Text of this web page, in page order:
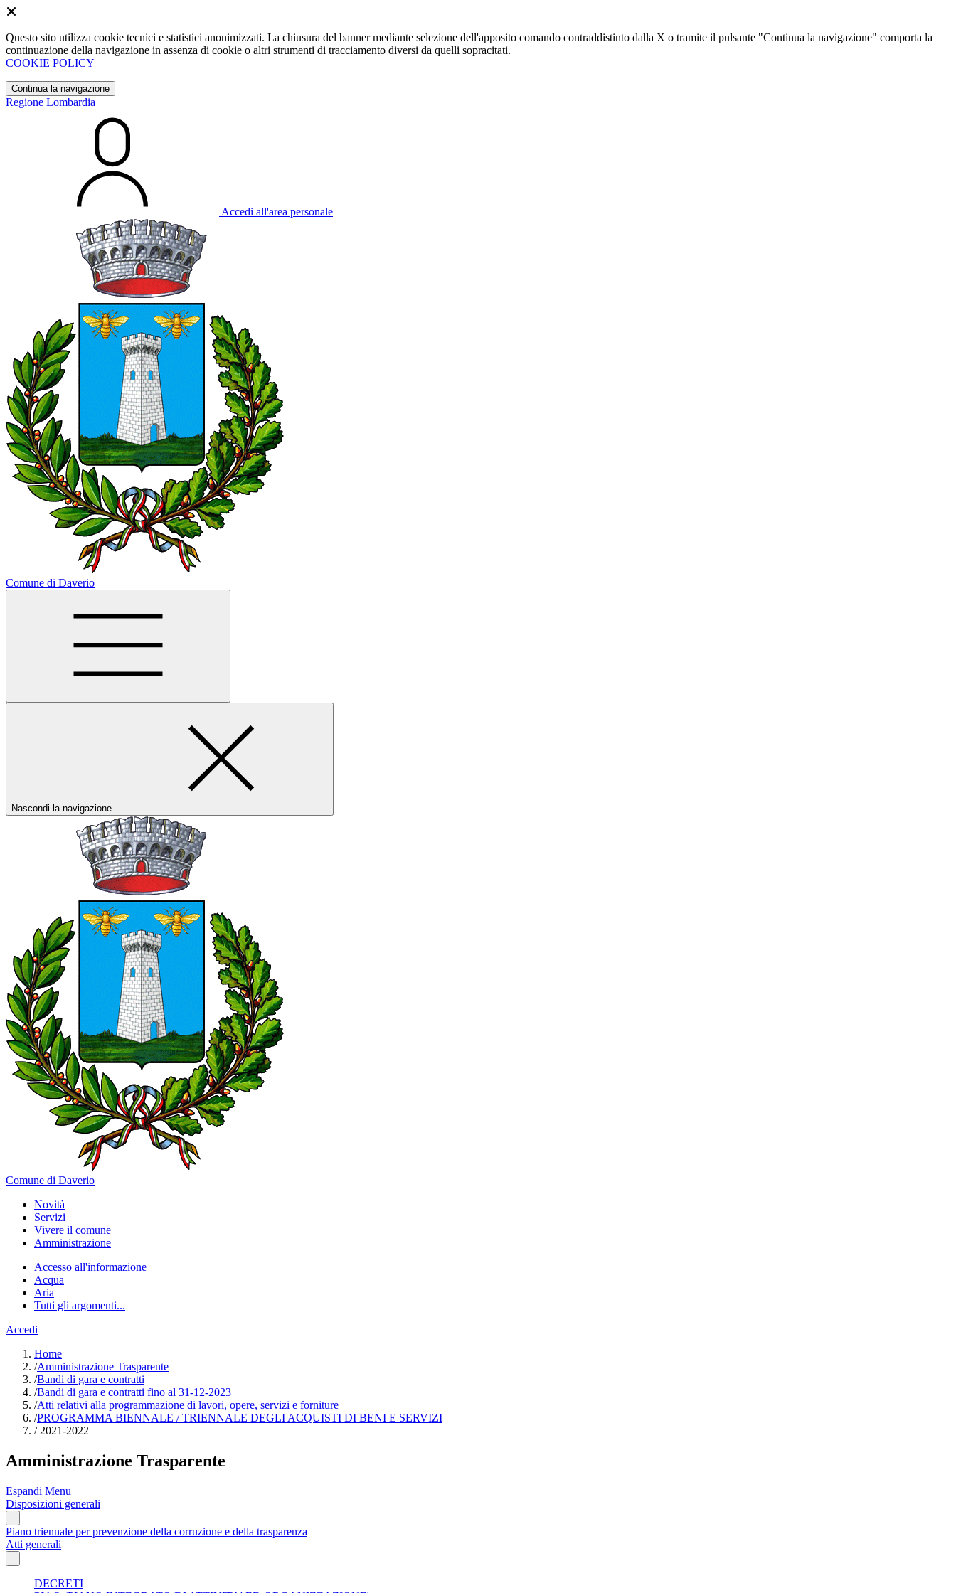
Questo sito utilizza cookie tecnici e statistici anonimizzati. La chiusura del banner mediante selezione dell'apposito comando contraddistinto dalla X o tramite il pulsante "Continua la navigazione" comporta la
continuazione della navigazione in assenza di cookie o altri strumenti di tracciamento diversi da quelli sopracitati.
COOKIE POLICY
Continua la navigazione
Regione Lombardia
Accedi all'area personale
Comune di Daverio
Nascondi la navigazione
Comune di Daverio
Novità
Servizi
Vivere il comune
Amministrazione
Accesso all'informazione
Acqua
Aria
Tutti gli argomenti...
Accedi
Home
/Amministrazione Trasparente
/Bandi di gara e contratti
/Bandi di gara e contratti fino al 31-12-2023
/Atti relativi alla programmazione di lavori, opere, servizi e forniture
/PROGRAMMA BIENNALE / TRIENNALE DEGLI ACQUISTI DI BENI E SERVIZI
/2021-2022
Amministrazione Trasparente
Espandi Menu
Disposizioni generali
Piano triennale per prevenzione della corruzione e della trasparenza
Atti generali
DECRETI